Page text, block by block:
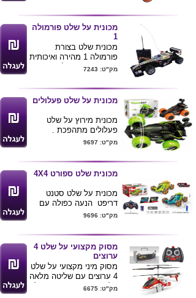
למכונית סוללה נטענת
ושנאי ( כלול בערכה ) .
שלט עושה קולות של רכב
3 שנים אחריות לא כולל
שבר ורטיבות .
מכונית על שלט פורמולה
1
מכונית שלט בצורת
פורמולה 1 מהירה ואיכותית
, המכונית מופעלת
לא כלול ) .
3 שנים אחריות לא כולל
שבר ורטיבות .
מק"ט: 7243
מכונית על שלט פעלולים
מכונית מירוץ על שלט
פעלולים מתהפכת .
מידה : 19X16 ס"מ .
מק"ט: 9697
מכונית שלט ספורט 4X4
מכונית על שלט סטנט
דריפט הנעה כפולה עם
תאורה .
3.7V
מק"ט: 9696
מסוק מקצועי על שלט 4
ערוצים
מסוק מיני מקצועי על שלט
4 ערוצים עם שליטה מלאה
על המהירות והתאורה של
מק"ט: 6675